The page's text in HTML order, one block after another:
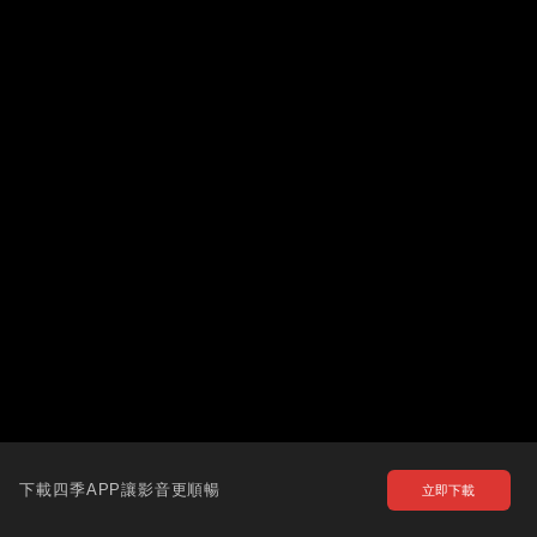
下載四季APP讓影音更順暢 立即下載